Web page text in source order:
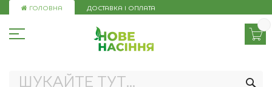
Skip
ГОЛОВНА ДОСТАВКА І ОПЛАТА